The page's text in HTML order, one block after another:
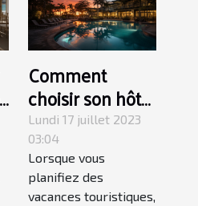
Comment
choisir son hôtel
pour des
vacances
touristiques ?
Lundi 17 juillet 2023
03:04
Lorsque vous
planifiez des
vacances touristiques,